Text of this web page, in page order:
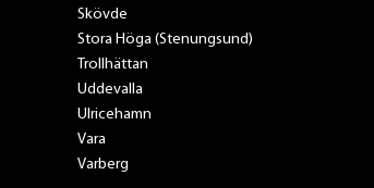
Skövde
Stora Höga (Stenungsund)
Trollhättan
Uddevalla
Ulricehamn
Vara
Varberg